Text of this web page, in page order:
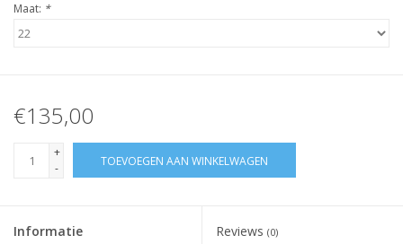
Maat: *
€135,00
+
-
TOEVOEGEN AAN WINKELWAGEN
Informatie Reviews (0)